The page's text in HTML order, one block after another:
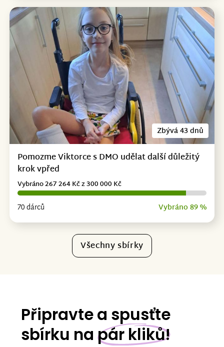
Zbývá 43 dnů
Pomozme Viktorce s DMO udělat další důležitý
krok vpřed
70 dárců Vybráno 89 %
Vybráno 267 264 Kč z 300 000 Kč
Všechny sbírky
Připravte a spusťte
sbírku na pár kliků!